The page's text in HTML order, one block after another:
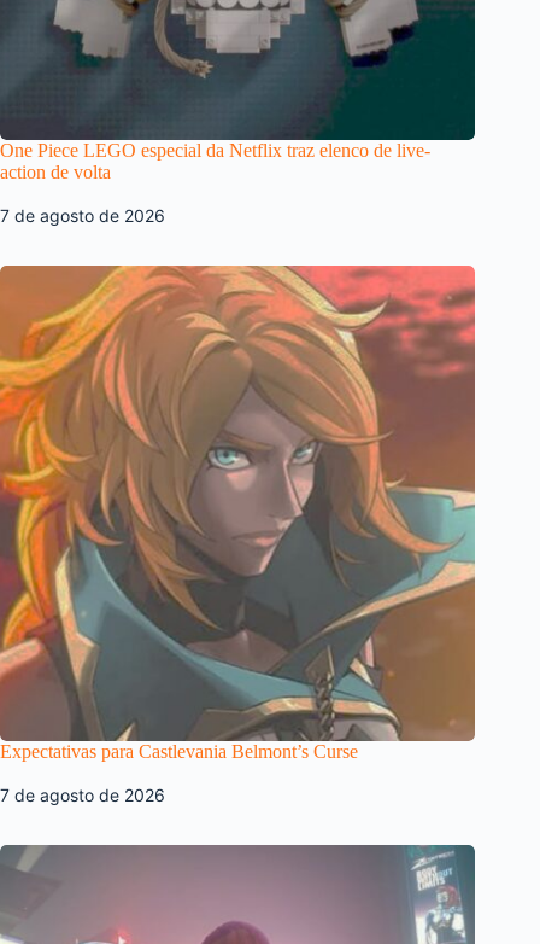
One Piece LEGO especial da Netflix traz elenco de live-
action de volta
7 de agosto de 2026
Expectativas para Castlevania Belmont’s Curse
7 de agosto de 2026